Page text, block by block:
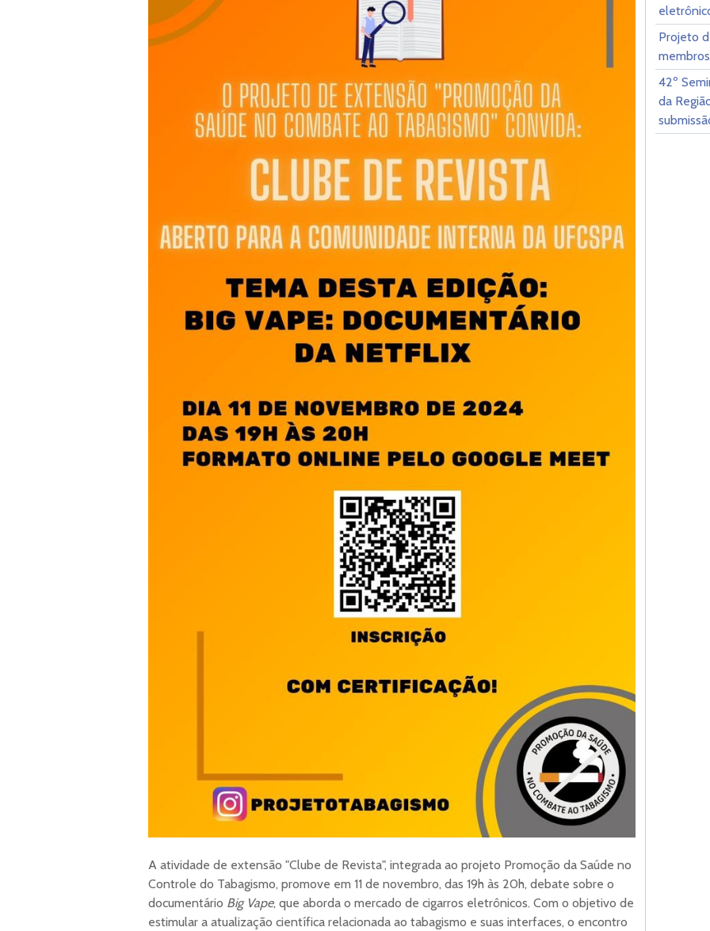
A atividade de extensão "Clube de Revista", integrada ao projeto Promoção da Saúde no
Controle do Tabagismo, promove em 11 de novembro, das 19h às 20h, debate sobre o
documentário Big Vape, que aborda o mercado de cigarros eletrônicos. Com o objetivo de
estimular a atualização científica relacionada ao tabagismo e suas interfaces, o encontro
Projeto
membros
42º
da